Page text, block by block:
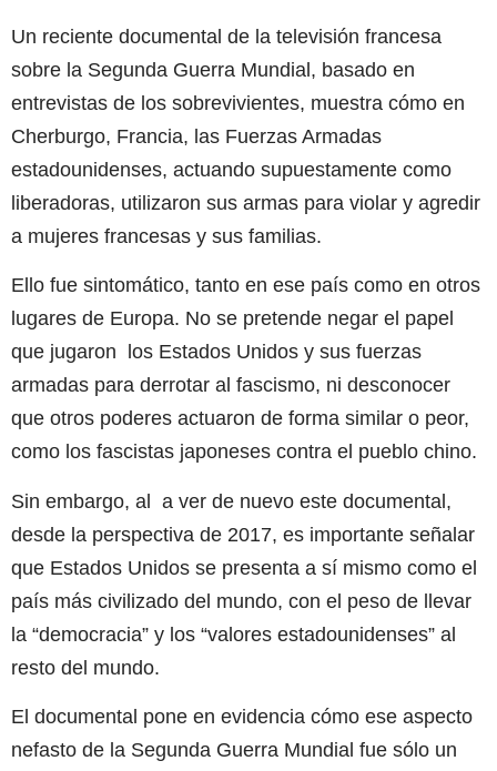
Un reciente documental de la televisión francesa
sobre la Segunda Guerra Mundial, basado en
entrevistas de los sobrevivientes, muestra cómo en
Cherburgo, Francia, las Fuerzas Armadas
estadounidenses, actuando supuestamente como
liberadoras, utilizaron sus armas para violar y agredir
a mujeres francesas y sus familias.
Ello fue sintomático, tanto en ese país como en otros
lugares de Europa. No se pretende negar el papel
que jugaron los Estados Unidos y sus fuerzas
armadas para derrotar al fascismo, ni desconocer
que otros poderes actuaron de forma similar o peor,
como los fascistas japoneses contra el pueblo chino.
Sin embargo, al a ver de nuevo este documental,
desde la perspectiva de 2017, es importante señalar
que Estados Unidos se presenta a sí mismo como el
país más civilizado del mundo, con el peso de llevar
la “democracia” y los “valores estadounidenses” al
resto del mundo.
El documental pone en evidencia cómo ese aspecto
nefasto de la Segunda Guerra Mundial fue sólo un